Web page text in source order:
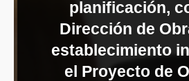
planificación,
Dirección de
establecimiento
el Proyecto de